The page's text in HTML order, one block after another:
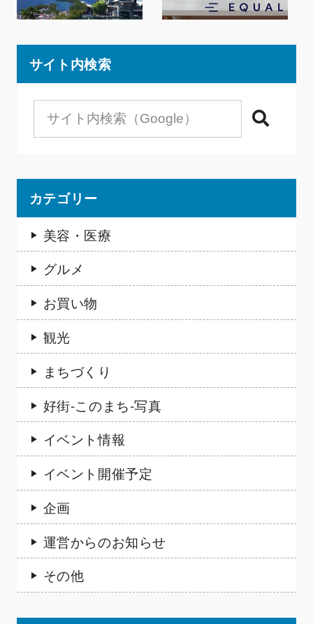
サイト内検索
検索
カテゴリー
美容・医療
グルメ
お買い物
観光
まちづくり
好街-このまち-写真
イベント情報
イベント開催予定
企画
運営からのお知らせ
その他